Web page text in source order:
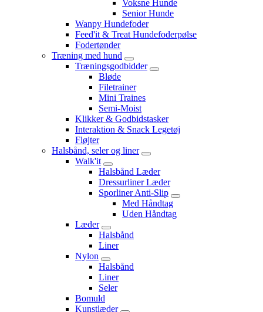
Voksne Hunde
Senior Hunde
Wanpy Hundefoder
Feed'it & Treat Hundefoderpølse
Fodertønder
Træning med hund
Træningsgodbidder
Bløde
Filetrainer
Mini Traines
Semi-Moist
Klikker & Godbidstasker
Interaktion & Snack Legetøj
Fløjter
Halsbånd, seler og liner
Walk'it
Halsbånd Læder
Dressurliner Læder
Sporliner Anti-Slip
Med Håndtag
Uden Håndtag
Læder
Halsbånd
Liner
Nylon
Halsbånd
Liner
Seler
Bomuld
Kunstlæder